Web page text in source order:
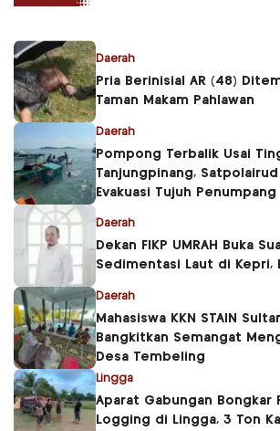
Daerah
Pria Berinisial AR (48)
Taman Makam Pahlawan
Daerah
Pompong Terbalik Usai
Tanjungpinang, Satpolairud
Evakuasi Tujuh Penumpang
Daerah
Dekan FIKP UMRAH Buka
Sedimentasi Laut di Kepri,
Daerah
Mahasiswa KKN STAIN
Bangkitkan Semangat
Desa Tembeling
Lingga
Aparat Gabungan Bongkar
Logging di Lingga, 3 Ton